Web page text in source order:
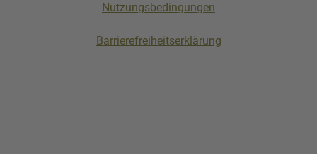
Nutzungsbedingungen
Barrierefreiheitserklärung